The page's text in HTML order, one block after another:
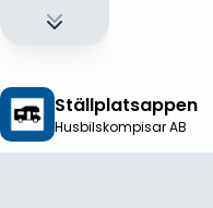
Ställplatsappen
Husbilskompisar AB